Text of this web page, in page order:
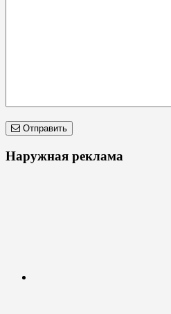
Отправить
Наружная реклама